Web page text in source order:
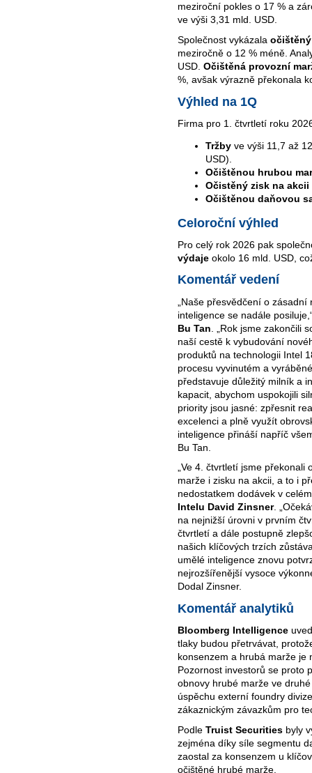
meziroční pokles o 17 % a
ve výši 3,31 mld. USD.
Společnost vykázala
meziročně o 12 % méně.
USD. Očištěná provozní
%, avšak výrazně překonala
Výhled na 1Q
Firma pro 1. čtvrtletí roku
Tržby ve výši 11,7 až
USD).
Očištěnou hrubou
Očistěný zisk na akcii
Očištěnou daňovou
Celoroční výhled
Pro celý rok 2026 pak
výdaje okolo 16 mld. USD,
Komentář vedení
„Naše přesvědčení o
inteligence se nadále
Bu Tan . „Rok jsme zakončili
naší cestě k vybudování
produktů na technologii Intel
procesu vyvinutém a
představuje důležitý milník a
kapacit, abychom uspokojili
priority jsou jasné: zpřesnit
excelenci a plně využít
inteligence přináší napříč
Bu Tan.
„Ve 4. čtvrtletí jsme překonali
marže i zisku na akcii, a to i
nedostatkem dodávek v
Intelu David Zinsner.
na nejnižší úrovni v prvním
čtvrtletí a dále postupně
našich klíčových trzích
umělé inteligence znovu
nejrozšířenější vysoce
Dodal Zinsner.
Komentář analytiků
Bloomberg Intelligence
tlaky budou přetrvávat,
konsenzem a hrubá marže je
Pozornost investorů se proto
obnovy hrubé marže ve
úspěchu externí foundry
zákaznickým závazkům pro
Podle Truist Securities byly
zejména díky síle segmentu
zaostal za konsenzem u
očištěné hrubé marže.